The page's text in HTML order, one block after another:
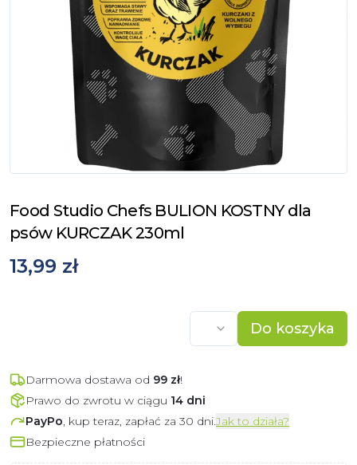
Food Studio Chefs BULION KOSTNY dla
psów KURCZAK 230ml
13,99 zł
Do koszyka
Darmowa dostawa od 99 zł!
Prawo do zwrotu w ciągu 14 dni
PayPo, kup teraz, zapłać za 30 dni.Jak to działa?
Bezpieczne płatności